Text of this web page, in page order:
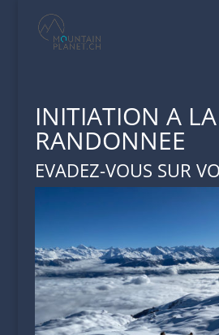
INITIATION A LA
RANDONNEE
EVADEZ-VOUS SUR